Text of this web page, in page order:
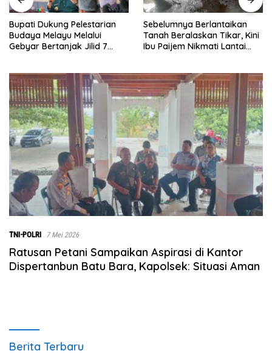
Sebelumnya Berlantaikan
Tanah Beralaskan Tikar, Kini
Ibu Paijem Nikmati Lantai
0208/Asahan
Jumat Berkah Polsek Lima
Puluh, Kapolsek Salomo
Sagala Salurkan Sembako
TNI-POLRI 7 Mei 2026
Ratusan Petani Sampaikan Aspirasi di Kantor
Dispertanbun Batu Bara, Kapolsek: Situasi Aman
Berita Terbaru